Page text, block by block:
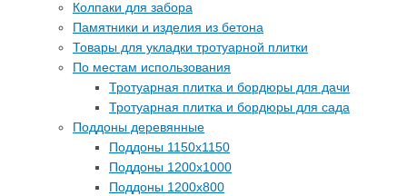
Колпаки для забора
Памятники и изделия из бетона
Товары для укладки тротуарной плитки
По местам использования
Тротуарная плитка и бордюры для дачи
Тротуарная плитка и бордюры для сада
Поддоны деревянные
Поддоны 1150х1150
Поддоны 1200х1000
Поддоны 1200х800